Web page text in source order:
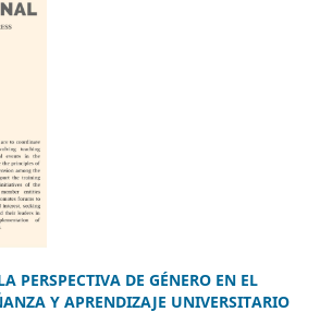
PERSPECTIVA DE GÉNERO EN EL
Y APRENDIZAJE UNIVERSITARIO